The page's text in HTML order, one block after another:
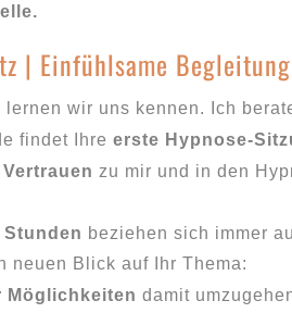
| Einfühlsame Begleitung
lernen wir uns kennen. Ich
findet Ihre erste Hypnose-
Vertrauen zu mir und in den
beziehen sich immer
neuen Blick auf Ihr Thema:
Möglichkeiten damit